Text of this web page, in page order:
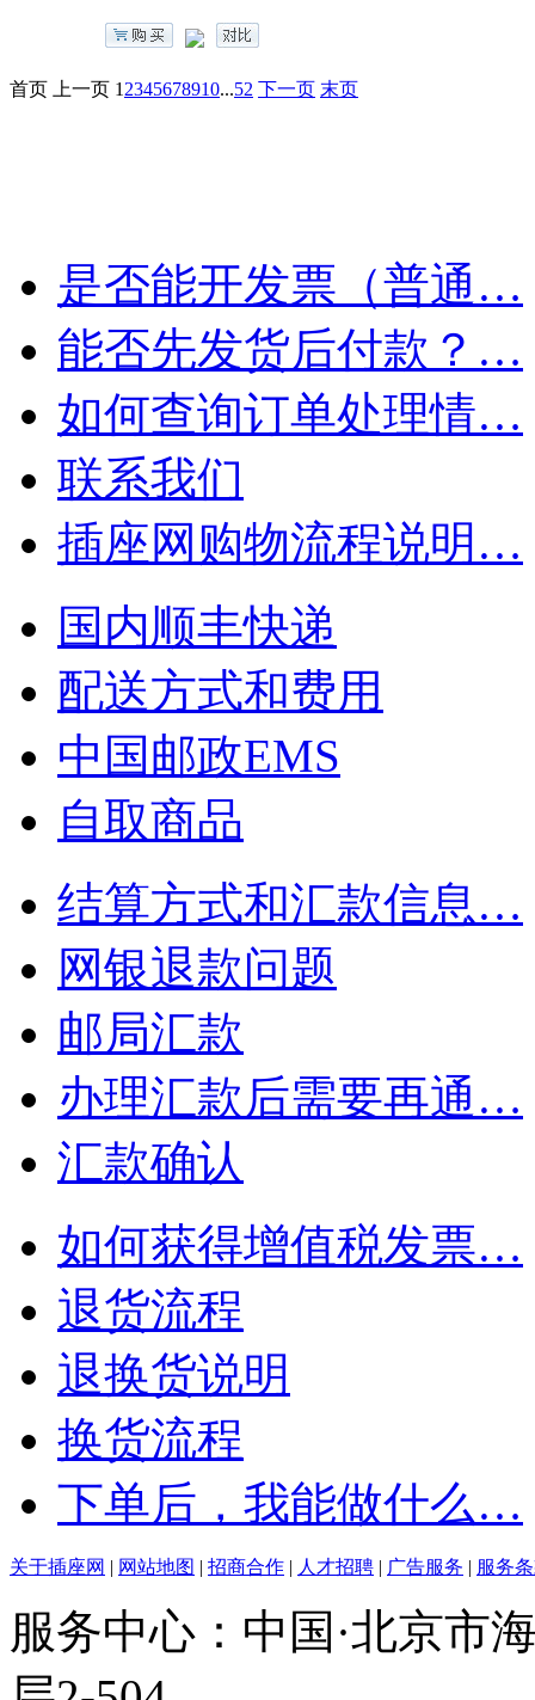
首页 上一页 1 2345678910...52 下一页 末页
是否能开发票（普通…
能否先发货后付款？…
如何查询订单处理情…
联系我们
插座网购物流程说明…
国内顺丰快递
配送方式和费用
中国邮政EMS
自取商品
结算方式和汇款信息…
网银退款问题
邮局汇款
办理汇款后需要再通…
汇款确认
如何获得增值税发票…
退货流程
退换货说明
换货流程
下单后，我能做什么…
关于插座网 | 网站地图 | 招商合作 | 人才招聘 | 广告服务 | 服务
服务中心：中国·北京市